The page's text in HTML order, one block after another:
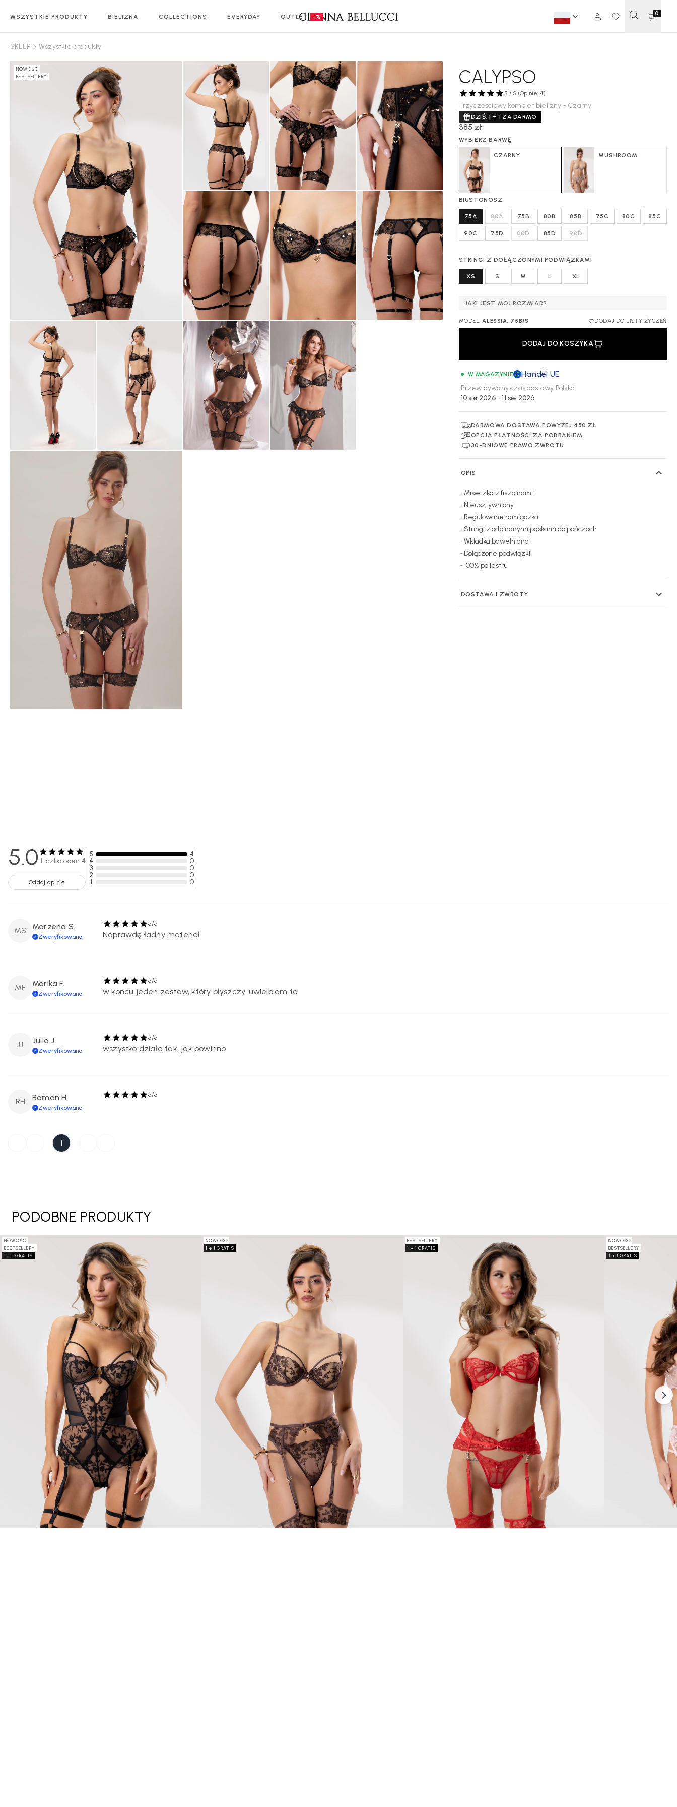
WSZYSTKIE PRODUKTY BIELIZNA COLLECTIONS EVERYDAY OUTLET -% 0
SKLEP Wszystkie produkty
NOWOŚC
BESTSELLERY
CALYPSO
5 / 5 (Opinie: 4)
Trzyczęściowy komplet bielizny - Czarny
DZIŚ: 1 + 1 ZA DARMO
385 zł
WYBIERZ BARWĘ
CZARNY MUSHROOM
BIUSTONOSZ
75A 80A 75B 80B 85B 75C 80C 85C
90C 75D 80D 85D 90D
STRINGI Z DOŁĄCZONYMI PODWIĄZKAMI
XS S M L XL
JAKI JEST MÓJ ROZMIAR?
MODEL:ALESSIA, 75B/S DODAJ DO LISTY ŻYCZEŃ
DODAJ DO KOSZYKA
W MAGAZYNIE Handel UE
Przewidywany czas dostawy Polska
10 sie 2026 - 11 sie 2026
DARMOWA DOSTAWA POWYŻEJ 450 ZŁ
OPCJA PŁATNOŚCI ZA POBRANIEM
30-DNIOWE PRAWO ZWROTU
OPIS
• Miseczka z fiszbinami
• Nieusztywniony
• Regulowane ramiączka
• Stringi z odpinanymi paskami do pończoch
• Wkładka bawełniana
• Dołączone podwiązki
• 100% poliestru
DOSTAWA I ZWROTY
5.0 Liczba ocen 4
Oddaj opinię
5
4
4
0
3
0
2
0
1
0
MS Marzena S.
Zweryfikowano
5/5
Naprawdę ładny materiał
MF Marika F.
Zweryfikowano
5/5
w końcu jeden zestaw, który błyszczy. uwielbiam to!
JJ Julia J.
Zweryfikowano
5/5
wszystko działa tak, jak powinno
RH Roman H.
Zweryfikowano
5/5
1
PODOBNE PRODUKTY
NOWOŚC
BESTSELLERY
1 + 1 GRATIS
NOWOŚC
1 + 1 GRATIS
BESTSELLERY
1 + 1 GRATIS
NOWOŚC
BESTSELLERY
1 + 1 GRATIS